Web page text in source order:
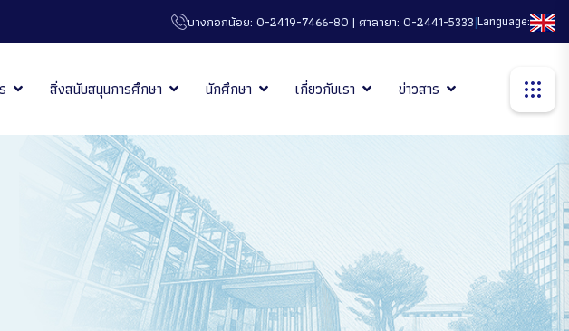
บางกอกน้อย: 0-2419-7466-80 | ศาลายา: 0-2441-5333|Language:
สิ่งสนับสนุนการศึกษา นักศึกษา เกี่ยวกับเรา ข่าวสาร